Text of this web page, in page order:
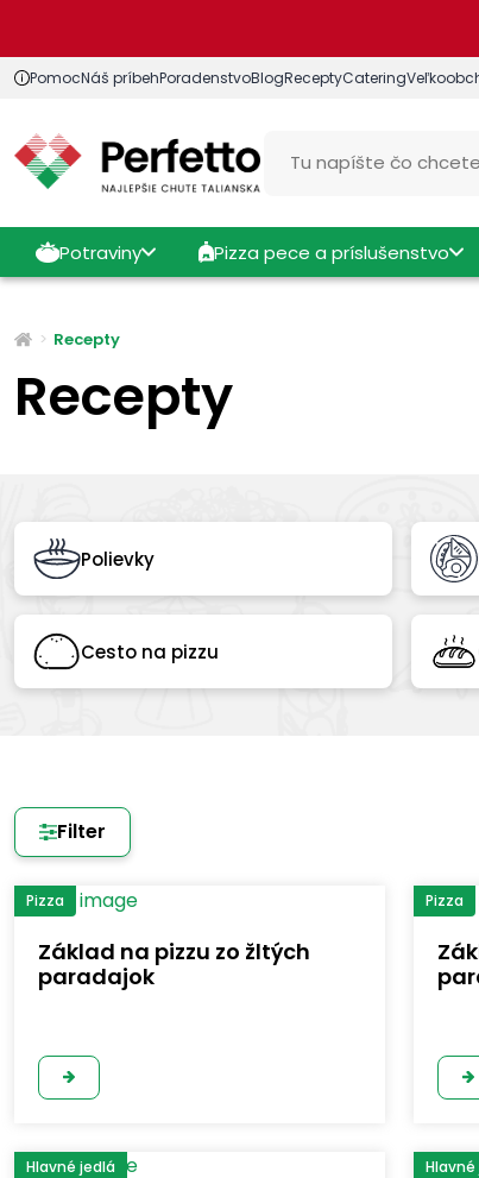
PomocNáš príbehPoradenstvoBlogReceptyCatering
Potraviny Pizza pece a príslušenstvo
Recepty
Recepty
Polievky
Cesto na pizzu
Filter
Pizza
Základ na pizzu zo žltých
paradajok
Pizza
Hlavné jedlá